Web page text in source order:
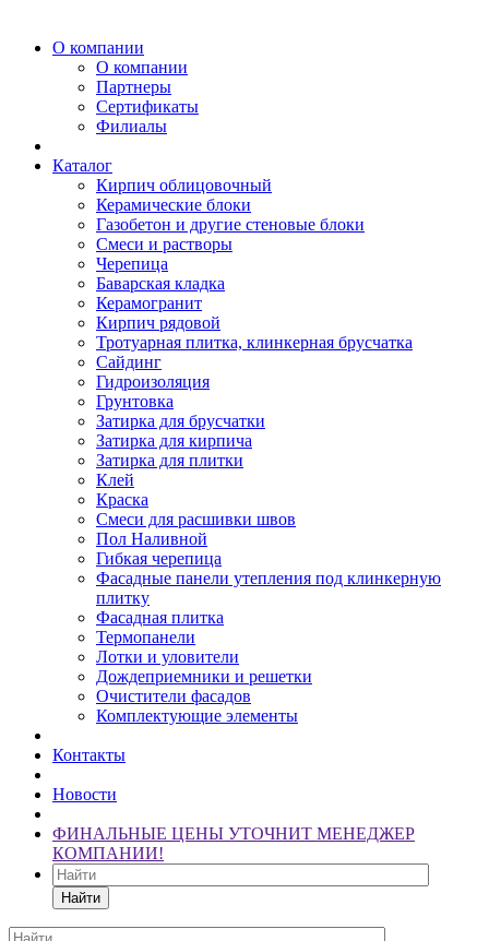
О компании
О компании
Партнеры
Сертификаты
Филиалы
Каталог
Кирпич облицовочный
Керамические блоки
Газобетон и другие стеновые блоки
Смеси и растворы
Черепица
Баварская кладка
Керамогранит
Кирпич рядовой
Тротуарная плитка, клинкерная брусчатка
Сайдинг
Гидроизоляция
Грунтовка
Затирка для брусчатки
Затирка для кирпича
Затирка для плитки
Клей
Краска
Смеси для расшивки швов
Пол Наливной
Гибкая черепица
Фасадные панели утепления под клинкерную
плитку
Фасадная плитка
Термопанели
Лотки и уловители
Дождеприемники и решетки
Очистители фасадов
Комплектующие элементы
Контакты
Новости
ФИНАЛЬНЫЕ ЦЕНЫ УТОЧНИТ МЕНЕДЖЕР
КОМПАНИИ!
Найти